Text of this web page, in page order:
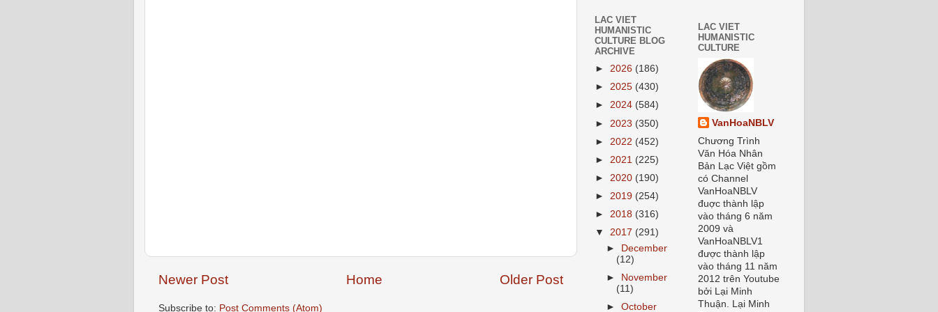
Newer Post Older Post
Home
Subscribe to: Post Comments (Atom)
LAC VIET
HUMANISTIC
CULTURE BLOG
ARCHIVE
► 2026 (186)
► 2025 (430)
► 2024 (584)
► 2023 (350)
► 2022 (452)
► 2021 (225)
► 2020 (190)
► 2019 (254)
► 2018 (316)
▼ 2017 (291)
►
December
(12)
►
November
(11)
►October
LAC VIET
HUMANISTIC
CULTURE
VanHoaNBLV
Chương Trình
Văn Hóa Nhân
Bản Lạc Việt gồm
có Channel
VanHoaNBLV
đuợc thành lập
vào tháng 6 năm
2009 và
VanHoaNBLV1
được thành lập
vào tháng 11 năm
2012 trên Youtube
bởi Lại Minh
Thuận. Lại Minh